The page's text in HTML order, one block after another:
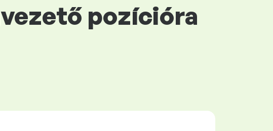
pozícióra